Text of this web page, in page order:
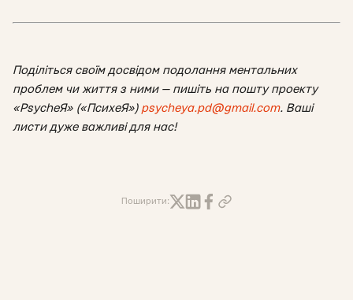
Поділіться своїм досвідом подолання ментальних
проблем чи життя з ними — пишіть на пошту проекту
«PsycheЯ» («ПсихеЯ») psycheya.pd@gmail.com. Ваші
листи дуже важливі для нас!
Поширити: